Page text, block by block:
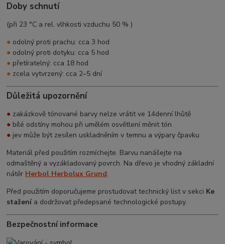
Doby schnutí
(při 23 °C a rel. vlhkosti vzduchu 50 % )
● odolný proti prachu: cca 3 hod
● odolný proti dotyku: cca 5 hod
● přetíratelný: cca 18 hod
● zcela vytvrzený: cca 2–5 dní
Důležitá upozornění
● zakázkově tónované barvy nelze vrátit ve 14denní lhůtě
● bílé odstíny mohou při umělém osvětlení měnit tón
● jev může být zesílen uskladněním v temnu a výpary čpavku
Materiál před použitím rozmíchejte. Barvu nanášejte na
odmaštěný a vyzákladovaný povrch. Na dřevo je vhodný základní
nátěr Herbol Herbolux Grund.
Před použitím doporučujeme prostudovat technický list v sekci Ke
stažení a dodržovat předepsané technologické postupy.
Bezpečnostní informace